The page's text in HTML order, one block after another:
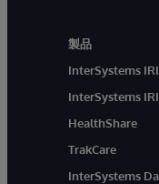
製品
InterSystems
InterSystems
HealthShare
TrakCare
InterSystems